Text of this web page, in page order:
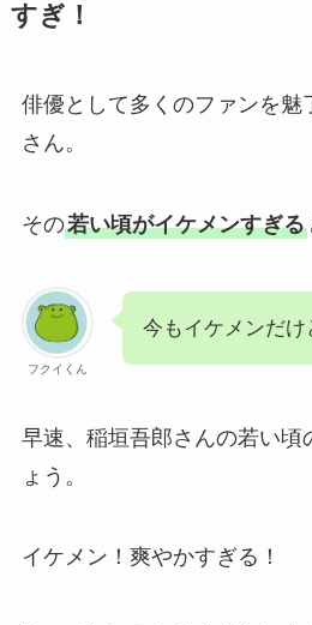
すぎ！
俳優として多くのファンを魅
さん。
その若い頃がイケメンすぎる
フクイくん
今もイケメンだけ
早速、稲垣吾郎さんの若い頃
ょう。
イケメン！爽やかすぎる！